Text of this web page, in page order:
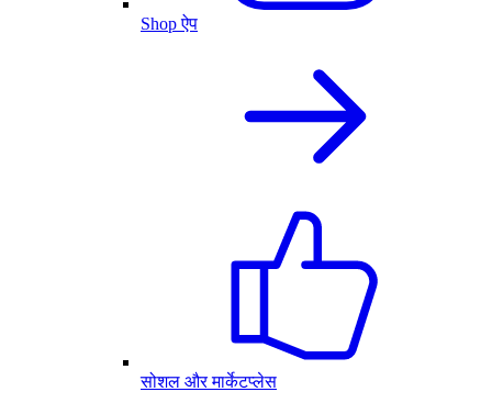
Shop ऐप
सोशल और मार्केटप्लेस